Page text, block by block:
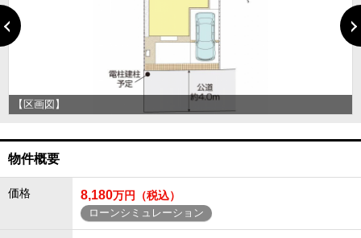
【区画図】
物件概要
価格 8,180万円（税込）
ローンシミュレーション